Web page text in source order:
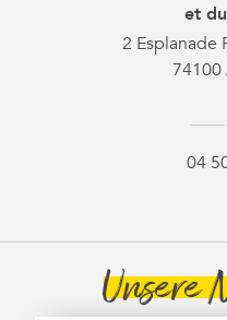
et
2 Esplanade
74100
04
Unsere